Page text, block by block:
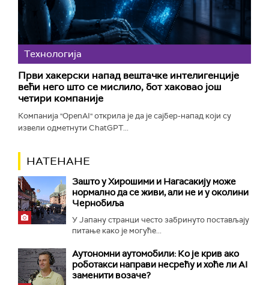
Технологијa
Први хакерски напад вештачке интелигенције
већи него што се мислило, бот хаковао још
четири компаније
Компанија "OpenAI" открила је да је сајбер-напад који су
извели одметнути ChatGPT...
НАТЕНАНЕ
Зашто у Хирошими и Нагасакију може
нормално да се живи, али не и у околини
Чернобиља
У Јапану странци често забринуто постављају
питање како је могуће...
Аутономни аутомобили: Ко је крив ако
роботакси направи несрећу и хоће ли AI
заменити возаче?